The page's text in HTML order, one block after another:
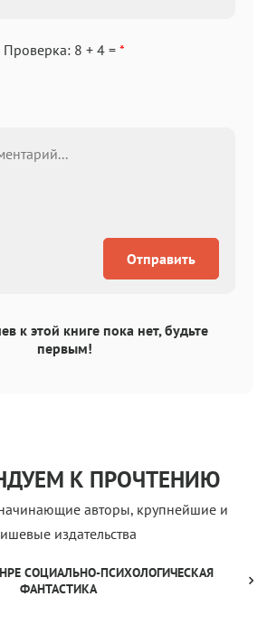
Проверка: 8 + 4 = *
Отправить
к этой книге пока нет, будьте
первым!
К ПРОЧТЕНИЮ
авторы, крупнейшие и
издательства
СОЦИАЛЬНО-ПСИХОЛОГИЧЕСКАЯ
ФАНТАСТИКА